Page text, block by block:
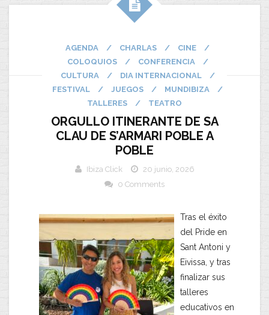
AGENDA / CHARLAS / CINE
/
COLOQUIOS
/ CONFERENCIA
/
CULTURA
/ DIA INTERNACIONAL
/
FESTIVAL
/ JUEGOS / MUNDIBIZA
/
TALLERES
/ TEATRO
ORGULLO ITINERANTE DE SA
CLAU DE S’ARMARI POBLE A
POBLE
Ibiza Click
20 junio, 2026
0 Comments
Tras el éxito
del Pride en
Sant Antoni y
Eivissa, y tras
finalizar sus
talleres
educativos en